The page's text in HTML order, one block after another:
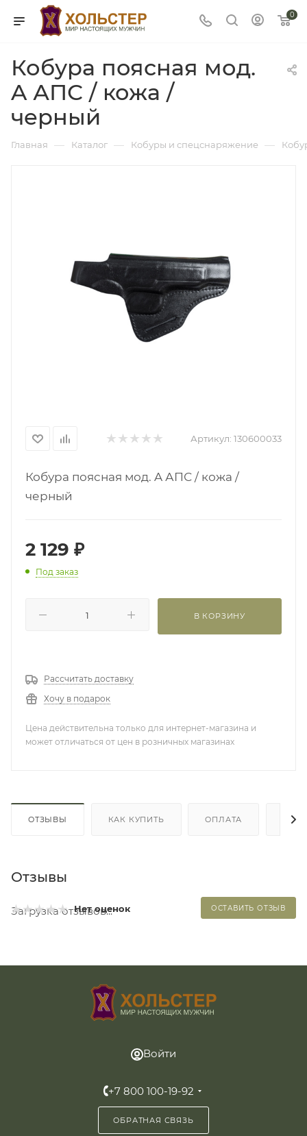
0
Кобура поясная мод.
A АПС / кожа /
черный
Главная — Каталог — Кобуры и спецснаряжение —
Артикул: 130600033
Кобура поясная мод. A АПС / кожа /
черный
2 129 ₽
Под заказ
В КОРЗИНУ
Рассчитать доставку
Хочу в подарок
Цена действительна только для интернет-магазина и
может отличаться от цен в розничных магазинах
ОТЗЫВЫ КАК КУПИТЬ ОПЛАТА
Отзывы
Нет оценок ОСТАВИТЬ ОТЗЫВ
Загрузка отзывов...
Войти
+7 800 100-19-92
ОБРАТНАЯ СВЯЗЬ